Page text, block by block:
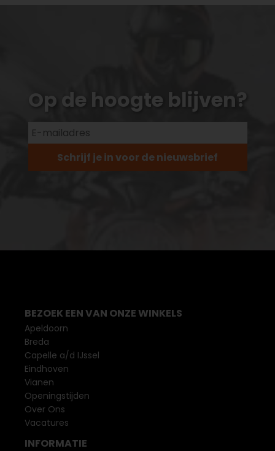
Op de hoogte blijven?
Schrijf je in voor de nieuwsbrief
BEZOEK EEN VAN ONZE WINKELS
Apeldoorn
Breda
Capelle a/d IJssel
Eindhoven
Vianen
Openingstijden
Over Ons
Vacatures
INFORMATIE